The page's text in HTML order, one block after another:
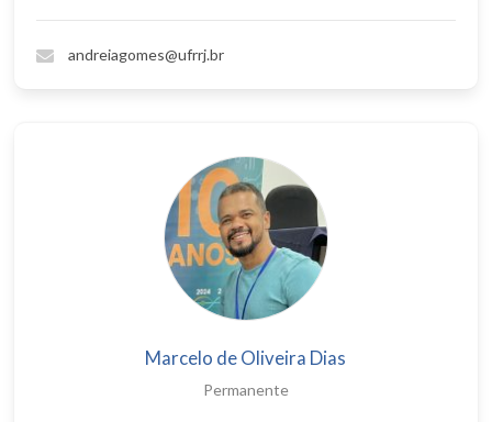
andreiagomes@ufrrj.br
Marcelo de Oliveira Dias
Permanente